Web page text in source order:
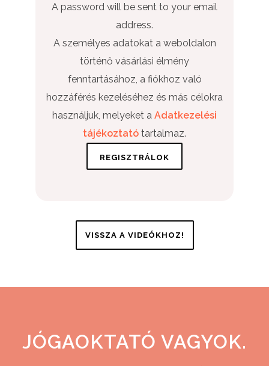
A password will be sent to your email
address.
A személyes adatokat a weboldalon
történő vásárlási élmény
fenntartásához, a fiókhoz való
hozzáférés kezeléséhez és más célokra
használjuk, melyeket a Adatkezelési
tájékoztató tartalmaz.
VISSZA A VIDEÓKHOZ!
JÓGAOKTATÓ VAGYOK.